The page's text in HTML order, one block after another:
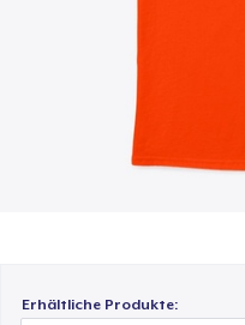
Erhältliche Produkte:
Unisex Classic
39,98 $
AS Colour
Men's Base